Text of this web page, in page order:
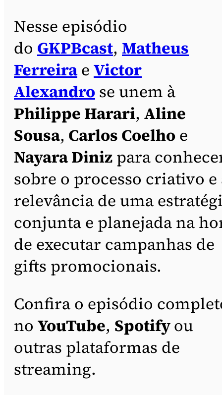
Nesse episódio
do GKPBcast, Matheus
Ferreirae Victor
Alexandro se unem à
Philippe Harari, Aline
Sousa, Carlos Coelho e
Nayara Diniz para
sobre o processo criativo e
relevância de uma
conjunta e planejada na
de executar campanhas de
gifts promocionais.
Confira o episódio
no YouTube, Spotifyou
outras plataformas de
streaming.